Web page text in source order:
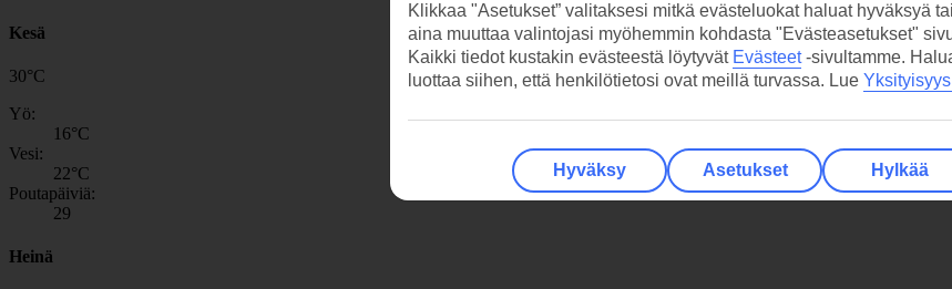
Kesä
30°C
Yö:
16°C
Vesi:
22°C
Poutapäiviä:
29
Heinä
Klikkaa "Asetukset” valitaksesi mitkä evästeluokat haluat hyväksyä
aina muuttaa valintojasi myöhemmin kohdasta "Evästeasetukset"
Kaikki tiedot kustakin evästeestä löytyvät Evästeet-sivultamme.
luottaa siihen, että henkilötietosi ovat meillä turvassa. Lue
Hyväksy Asetukset Hylkää